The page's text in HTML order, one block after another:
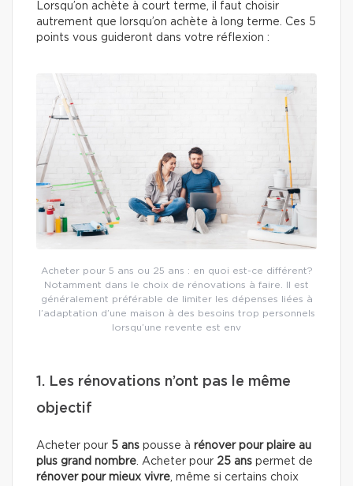
Lorsqu’on achète à court terme, il faut choisir
autrement que lorsqu’on achète à long terme. Ces 5
points vous guideront dans votre réflexion :
Acheter pour 5 ans ou 25 ans : en quoi est-ce différent?
Notamment dans le choix de rénovations à faire. Il est
généralement préférable de limiter les dépenses liées à
l’adaptation d’une maison à des besoins trop personnels
lorsqu’une revente est env
1. Les rénovations n’ont pas le même
objectif
Acheter pour 5 ans pousse à rénover pour plaire au
plus grand nombre . Acheter pour 25 ans permet de
rénover pour mieux vivre , même si certains choix